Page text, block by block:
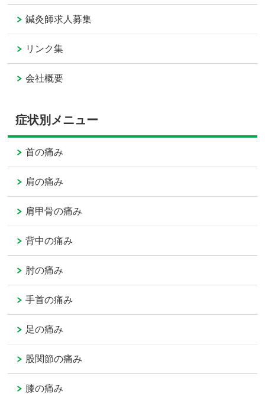
鍼灸師求人募集
リンク集
会社概要
症状別メニュー
首の痛み
肩の痛み
肩甲骨の痛み
背中の痛み
肘の痛み
手首の痛み
足の痛み
股関節の痛み
膝の痛み